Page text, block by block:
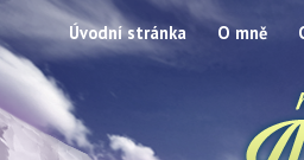
Úvodní stránka O mně